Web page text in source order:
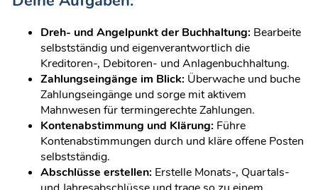
Dreh- und Angelpunkt der Buchhaltung: Bearbeite
selbstständig und eigenverantwortlich die
Kreditoren-, Debitoren- und Anlagenbuchhaltung.
Zahlungseingänge im Blick: Überwache und buche
Zahlungseingänge und sorge mit aktivem
Mahnwesen für termingerechte Zahlungen.
Kontenabstimmung und Klärung: Führe
Kontenabstimmungen durch und kläre offene Posten
selbstständig.
Abschlüsse erstellen: Erstelle Monats-, Quartals-